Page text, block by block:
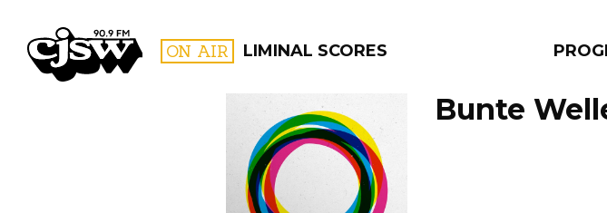
CJSW ON AIR LIMINAL SCORES
FILTER BY:
PROGRAMS
Bunte